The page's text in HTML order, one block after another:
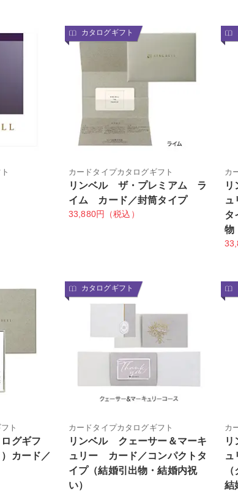
カタログギフト
カードタイプカタログギフト
リンベル ザ・プレミアム ラ
イム カード／封筒タイプ
33,880円（税込）
カ
ュ
タ
物
ト
グギフ
カード／
カタログギフト
カードタイプカタログギフト
リンベル クェーサー＆マーキ
ュリー カード／コンパクトタ
イプ（結婚引出物・結婚内祝
い）
カ
ュ
結